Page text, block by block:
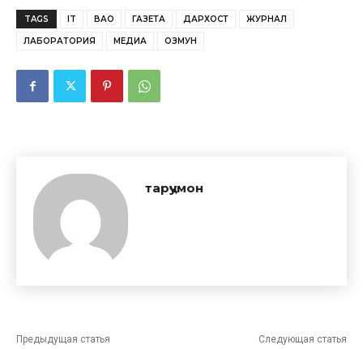
TAGS IT ВАО ГАЗЕТА ДАРХОСТ ЖУРНАЛ
ЛАБОРАТОРИЯ МЕДИА ОЗМУН
тарҷумон
Предыдущая статья Следующая статья